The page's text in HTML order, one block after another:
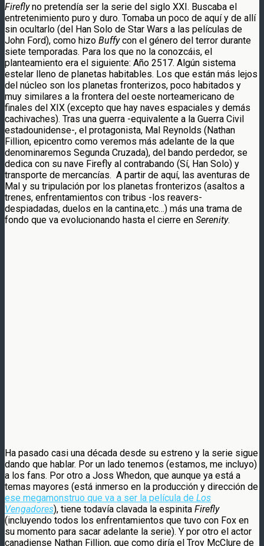
Fireflyno pretendía ser la serie del siglo XXI. Buscaba el
entretenimiento puro y duro. Tomaba un poco de aquí y de allí
sin ocultarlo (del Han Solo de Star Wars a las películas de
John Ford), como hizo Buffycon el género del terror durante
siete temporadas. Para los que no la conozcáis, el
planteamiento era el siguiente: Año 2517. Algún sistema
estelar lleno de planetas habitables. Los que están más lejos
del núcleo son los planetas fronterizos, poco habitados y
muy similares a la frontera del oeste norteamericano de
finales del XIX (excepto que hay naves espaciales y demás
cachivaches). Tras una guerra -equivalente a la Guerra Civil
estadounidense-, el protagonista, Mal Reynolds (Nathan
Fillion, epicentro como veremos más adelante de la que
denominaremos Segunda Cruzada), del bando perdedor, se
dedica con su nave Firefly al contrabando (Sí, Han Solo) y
transporte de mercancías. A partir de aquí, las aventuras de
Mal y su tripulación por los planetas fronterizos (asaltos a
trenes, enfrentamientos con tribus -los reavers-
despiadadas, duelos en la cantina,etc…) más una trama de
fondo que va evolucionando hasta el cierre en Serenity.
Ha pasado casi una década desde su estreno y la serie sigue
dando que hablar. Por un lado tenemos (estamos, me incluyo)
a los fans. Por otro a Joss Whedon, que aunque ya está a
temas mayores (está inmerso en la producción y dirección de
ese megamonstruo que va a ser la película de Los
Vengadores), tiene todavía clavada la espinita Firefly
(incluyendo todos los enfrentamientos que tuvo con Fox en
su momento para sacar adelante la serie). Y por otro el actor
canadiense Nathan Fillion, que como diría el Troy McClure de